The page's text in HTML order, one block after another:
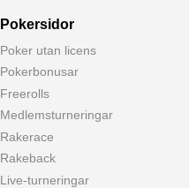
Pokersidor
Poker utan licens
Pokerbonusar
Freerolls
Medlemsturneringar
Rakerace
Rakeback
Live-turneringar